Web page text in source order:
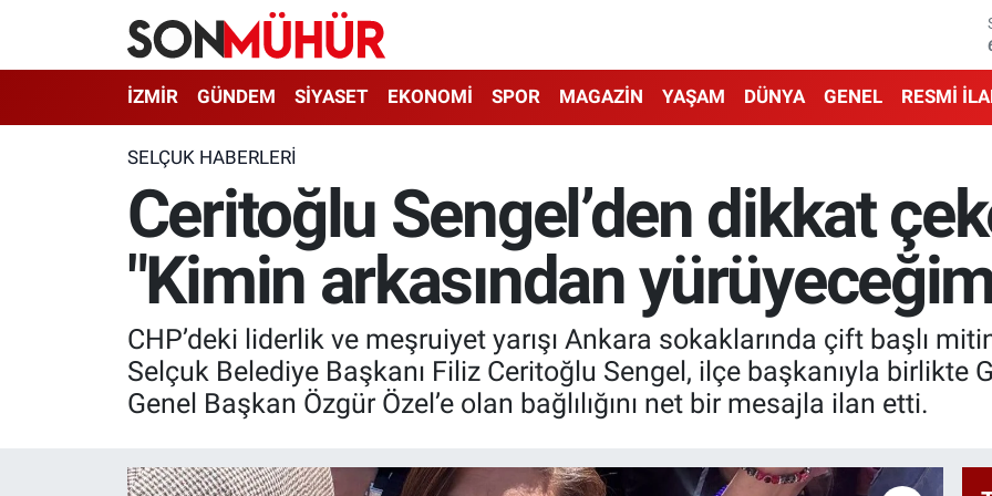
İZMİR GÜNDEM SİYASET EKONOMİ SPOR MAGAZİN YAŞAM DÜNYA GENEL RESMİ
SELÇUK HABERLERI
Ceritoğlu Sengel’den dikkat
"Kimin arkasından
CHP’deki liderlik ve meşruiyet yarışı Ankara sokaklarında çift başlı
Selçuk Belediye Başkanı Filiz Ceritoğlu Sengel, ilçe başkanıyla birlikte
Genel Başkan Özgür Özel’e olan bağlılığını net bir mesajla ilan etti.
İzmir Nöbetçi Eczaneler
İzmir Namaz Vakitleri
İzmir Trafik Yoğunluk Haritası
Süper Lig Puan Durumu ve Fikstür
Tüm Manşetler
Haber Arşivi